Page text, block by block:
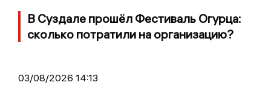
В Суздале прошёл Фестиваль Огурца:
сколько потратили на организацию?
03/08/2026 14:13